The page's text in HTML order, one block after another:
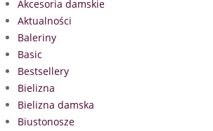
Akcesoria damskie
Aktualności
Baleriny
Basic
Bestsellery
Bielizna
Bielizna damska
Biustonosze